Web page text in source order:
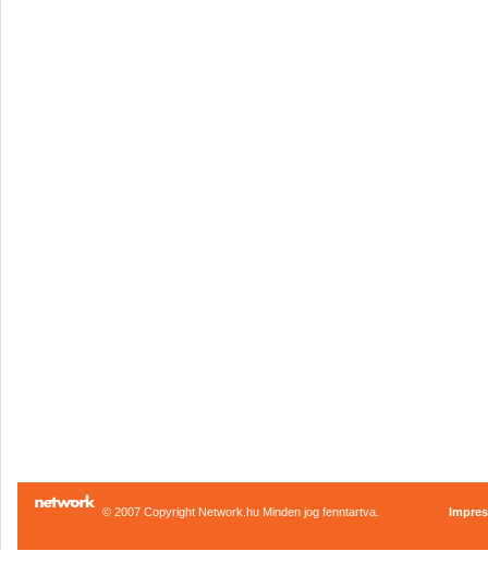
© 2007 Copyright Network.hu Minden jog fenntartva.